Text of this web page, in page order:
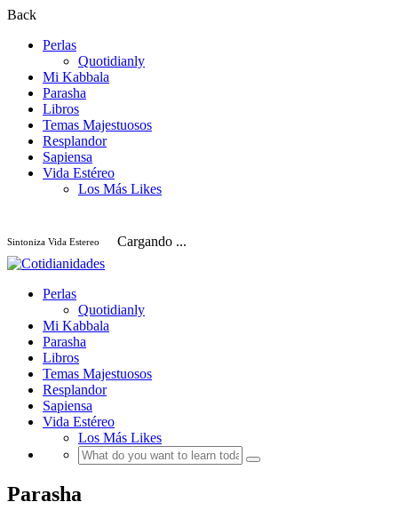
Back
Perlas
Quotidianly
Mi Kabbala
Parasha
Libros
Temas Majestuosos
Resplandor
Sapiensa
Vida Estéreo
Los Más Likes
Sintoniza Vida Estereo Cargando ...
Perlas
Quotidianly
Mi Kabbala
Parasha
Libros
Temas Majestuosos
Resplandor
Sapiensa
Vida Estéreo
Los Más Likes
Parasha